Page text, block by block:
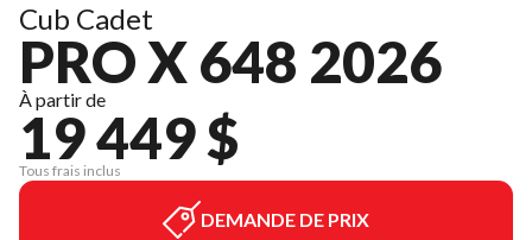
Cub Cadet
PRO X 648 2026
À partir de
19 449 $
Tous frais inclus
DEMANDE DE PRIX